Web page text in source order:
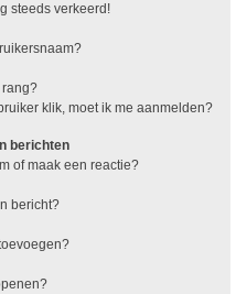
steeds verkeerd!
rang?
klik, moet ik me aanmelden?
berichten
of maak een reactie?
bericht?